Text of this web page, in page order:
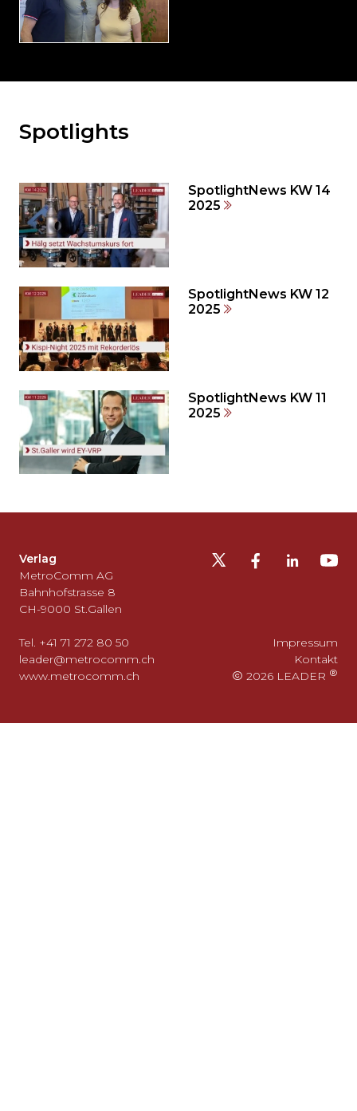
Möchten
den
weiteren
Inhalt
auslassen
und
zum
Seitenende
springen?
Spotlights
SpotlightNews KW 14
2025
SpotlightNews KW 12
2025
SpotlightNews KW 11
2025
auslassen
und
zurück
zum
gehen?
Verlag
MetroComm AG
Bahnhofstrasse 8
CH-9000 St.Gallen
Tel. +41 71 272 80 50
leader@metrocomm.ch
www.metrocomm.ch
Impressum
Kontakt
2026 LEADER